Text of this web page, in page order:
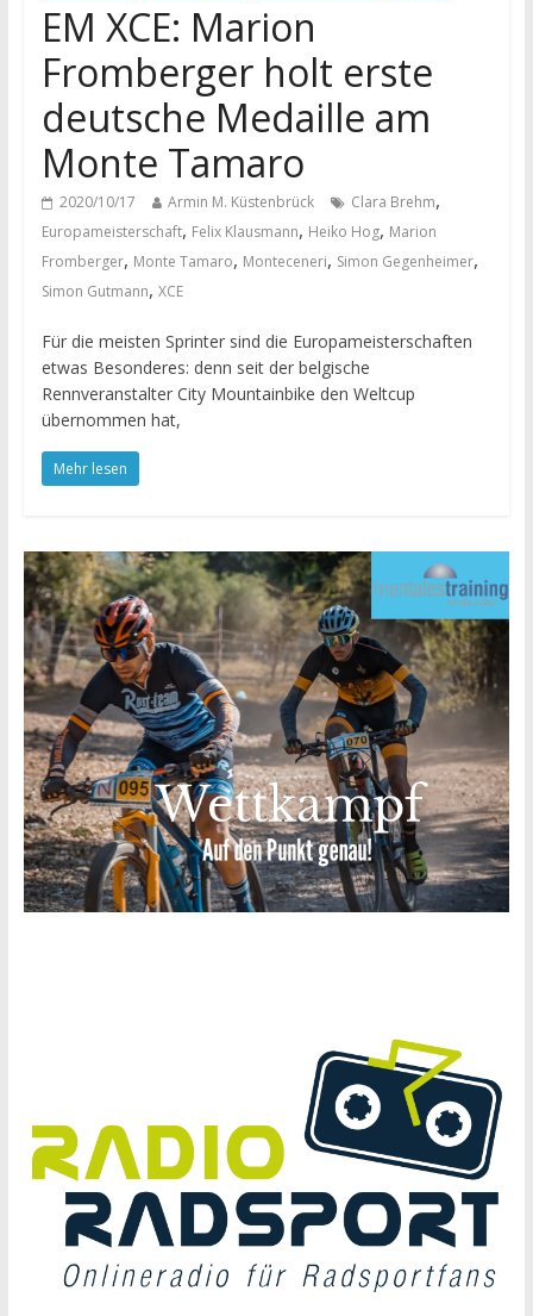
EM XCE: Marion
Fromberger holt erste
deutsche Medaille am
Monte Tamaro
2020/10/17 Armin M. Küstenbrück Clara Brehm,
Europameisterschaft, Felix Klausmann, Heiko Hog, Marion
Fromberger, Monte Tamaro, Monteceneri, Simon Gegenheimer,
Simon Gutmann, XCE
Für die meisten Sprinter sind die Europameisterschaften
etwas Besonderes: denn seit der belgische
Rennveranstalter City Mountainbike den Weltcup
übernommen hat,
Mehr lesen